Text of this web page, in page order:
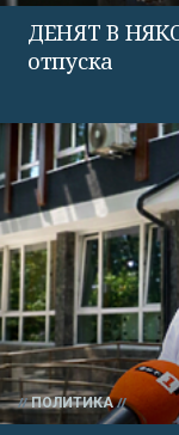
ДЕНЯТ В
отпуска
ПОЛИТИКА